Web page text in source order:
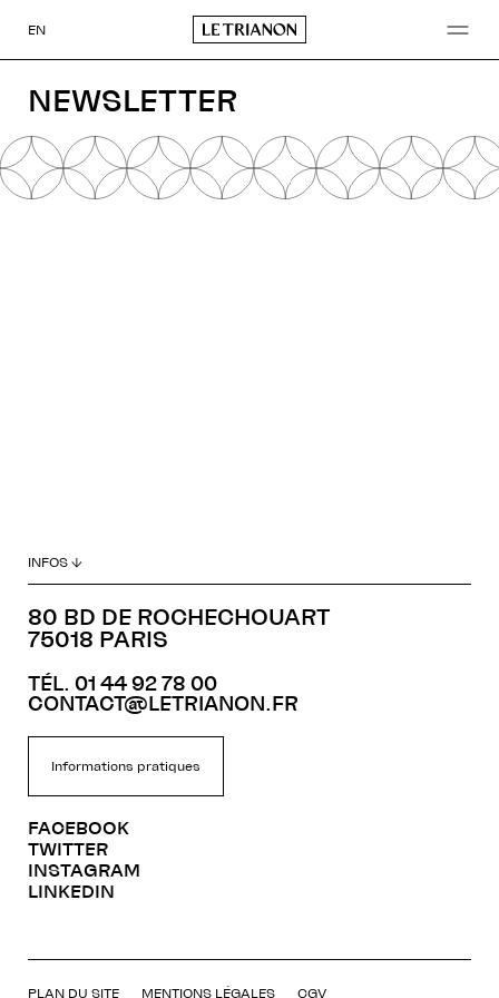
auEN
NEWSLETTER
INFOS ↓
80 BD DE ROCHECHOUART
75018 PARIS
TÉL. 01 44 92 78 00
CONTACT@LETRIANON.FR
Informations pratiques
FACEBOOK
TWITTER
INSTAGRAM
LINKEDIN
PLAN DU SITE MENTIONS LÉGALES CGV